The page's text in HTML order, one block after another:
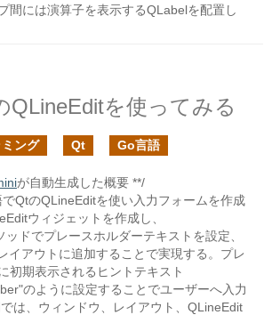
間には演算子を表示するQLabelを配置し
QLineEditを使ってみる
ング Qt Go言語
が自動生成した概要 **/
QtのQLineEditを使い入力フォームを作成
ウィジェットを作成し、
ドでプレースホルダーテキストを設定、
イアウトに追加することで実現する。プレ
初期表示されるヒントテキスト
のように設定することでユーザーへ入力
は、ウィンドウ、レイアウト、QLineEdit